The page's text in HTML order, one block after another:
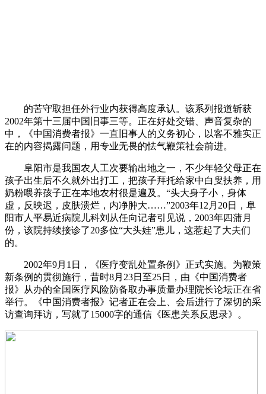
的苦守取担任外行业内获得高度承认。该系列报道斩获
2002年第十三届中国旧事三等。正在好处交错、声音复杂的
中，《中国消费者报》一直旧事人的义务初心，以客不雅实正
在的内容揭露问题，用专业无畏的怯气鞭策社会前进。
阜阳市是我国农人工次要输出地之一，不少年轻父母正在
孩子出生后不久就外出打工，把孩子拜托给家中白叟扶养，用
奶粉喂养孩子正在本地农村很是遍及。“头大身子小，身体
虚，反映迟，皮肤溃烂，内净肿大……”2003年12月20日，阜
阳市人平易近病院儿科刘从任向记者引见说，2003年四蒲月
份，该院持续接诊了20多位“大头娃”患儿，这惹起了大夫们
的。
2002年9月1日，《医疗变乱处置条例》正式实施。为鞭策
新条例的贯彻施行，昔时8月23日至25日，由《中国消费者
报》从办的全国医疗风险防备取办事质量办理院长论坛正在省
举行。《中国消费者报》记者正在会上、会后进行了深切的采
访查询拜访，写就了15000字的通信《医患关系反思录》。